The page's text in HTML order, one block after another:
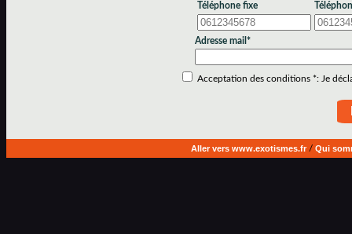
Téléphone fixe
Adresse mail*
Acceptation des conditions *: Je
Aller vers www.exotismes.fr/ Qui